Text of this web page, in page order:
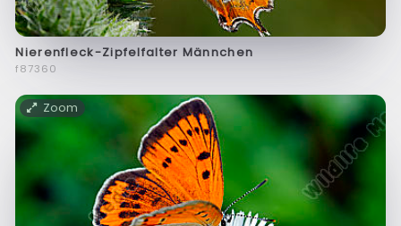
Nierenfleck-Zipfelfalter Männchen
f87360
Zoom